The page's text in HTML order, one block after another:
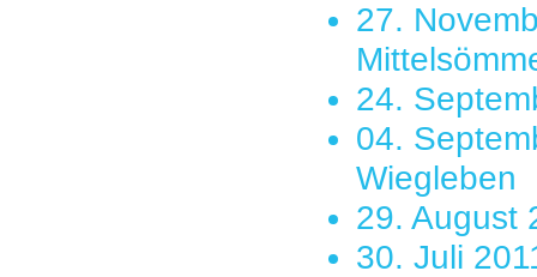
27.
24.
04.
Wiegleben
29. August
30. Juli